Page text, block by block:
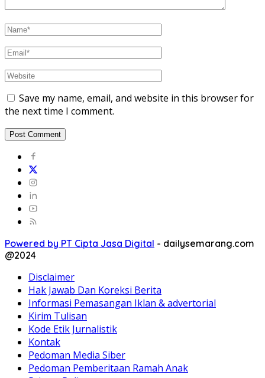
Save my name, email, and website in this browser for
the next time I comment.
Powered by PT Cipta Jasa Digital - dailysemarang.com
@2024
Disclaimer
Hak Jawab Dan Koreksi Berita
Informasi Pemasangan Iklan & advertorial
Kirim Tulisan
Kode Etik Jurnalistik
Kontak
Pedoman Media Siber
Pedoman Pemberitaan Ramah Anak